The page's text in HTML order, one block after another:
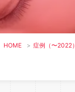
HOME > 症例（〜2022）